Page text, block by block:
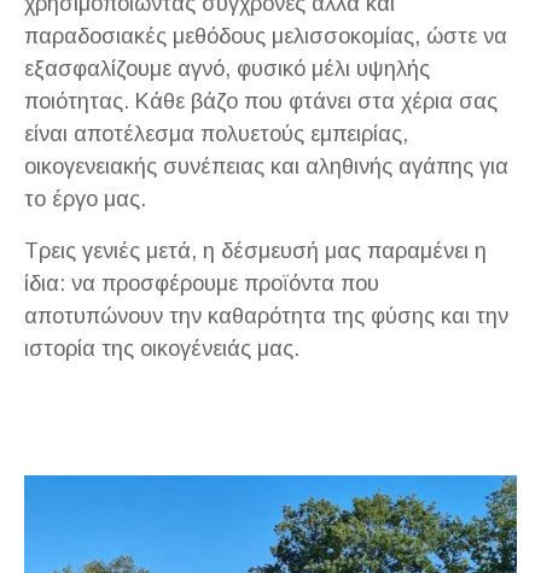
παραδοσιακές μεθόδους μελισσοκομίας, ώστε να
εξασφαλίζουμε αγνό, φυσικό μέλι υψηλής
ποιότητας. Κάθε βάζο που φτάνει στα χέρια σας
είναι αποτέλεσμα πολυετούς εμπειρίας,
οικογενειακής συνέπειας και αληθινής αγάπης για
το έργο μας.
Τρεις γενιές μετά, η δέσμευσή μας παραμένει η
ίδια: να προσφέρουμε προϊόντα που
αποτυπώνουν την καθαρότητα της φύσης και την
ιστορία της οικογένειάς μας.